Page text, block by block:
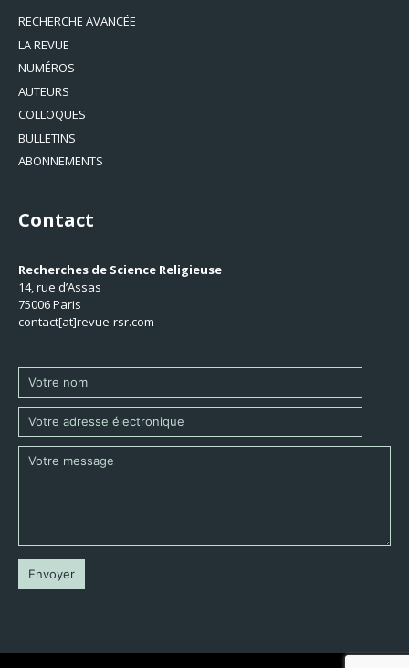
RECHERCHE AVANCÉE
LA REVUE
NUMÉROS
AUTEURS
COLLOQUES
BULLETINS
ABONNEMENTS
Contact
Recherches de Science Religieuse
14, rue d’Assas
75006 Paris
contact[at]revue-rsr.com